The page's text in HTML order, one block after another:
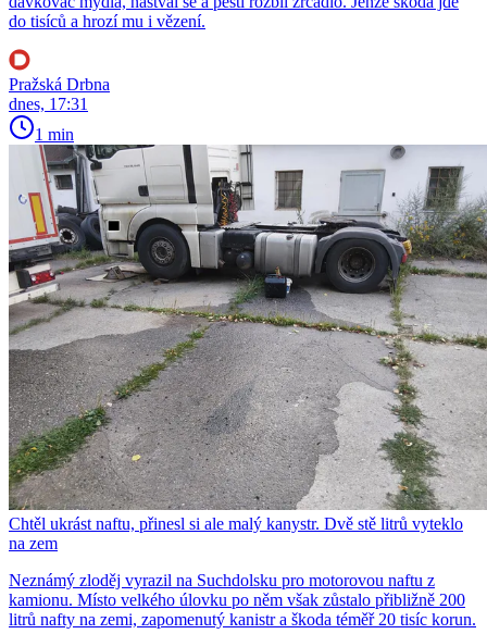
do tisíců a hrozí mu i vězení.
Pražská Drbna
dnes, 17:31
1 min
Chtěl ukrást naftu, přinesl si ale malý kanystr. Dvě stě litrů vyteklo
na zem
Neznámý zloděj vyrazil na Suchdolsku pro motorovou naftu z
kamionu. Místo velkého úlovku po něm však zůstalo přibližně 200
litrů nafty na zemi, zapomenutý kanistr a škoda téměř 20 tisíc korun.